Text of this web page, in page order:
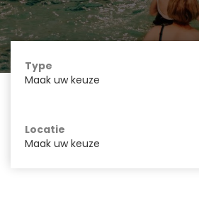
Type
Maak uw keuze
Locatie
Maak uw keuze